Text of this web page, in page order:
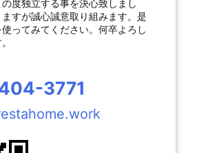
度独立する事を決心致しまし
すが誠心誠意取り組みます。是
ってみてください。何卒よろし
3771